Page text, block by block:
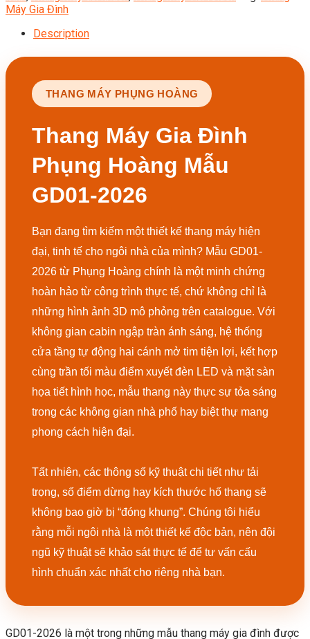
Máy Gia Đình
Description
THANG MÁY PHỤNG HOÀNG
Thang Máy Gia Đình
Phụng Hoàng Mẫu
GD01-2026
Bạn đang tìm kiếm một thiết kế thang máy hiện
đại, tinh tế cho ngôi nhà của mình? Mẫu GD01-
2026 từ Phụng Hoàng chính là một minh chứng
hoàn hảo từ công trình thực tế, chứ không chỉ là
những hình ảnh 3D mô phỏng trên catalogue. Với
không gian cabin ngập tràn ánh sáng, hệ thống
cửa tầng tự động hai cánh mở tim tiện lợi, kết hợp
cùng trần tối màu điểm xuyết đèn LED và mặt sàn
họa tiết hình học, mẫu thang này thực sự tỏa sáng
trong các không gian nhà phố hay biệt thự mang
phong cách hiện đại.
Tất nhiên, các thông số kỹ thuật chi tiết như tải
trọng, số điểm dừng hay kích thước hố thang sẽ
không bao giờ bị “đóng khung”. Chúng tôi hiểu
rằng mỗi ngôi nhà là một thiết kế độc bản, nên đội
ngũ kỹ thuật sẽ khảo sát thực tế để tư vấn cấu
hình chuẩn xác nhất cho riêng nhà bạn.
GD01-2026 là một trong những mẫu thang máy gia đình được